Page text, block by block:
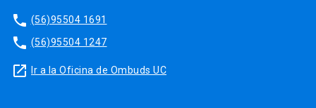
phone (56)95504 1691
phone (56)95504 1247
launch Ir a la Oficina de Ombuds UC